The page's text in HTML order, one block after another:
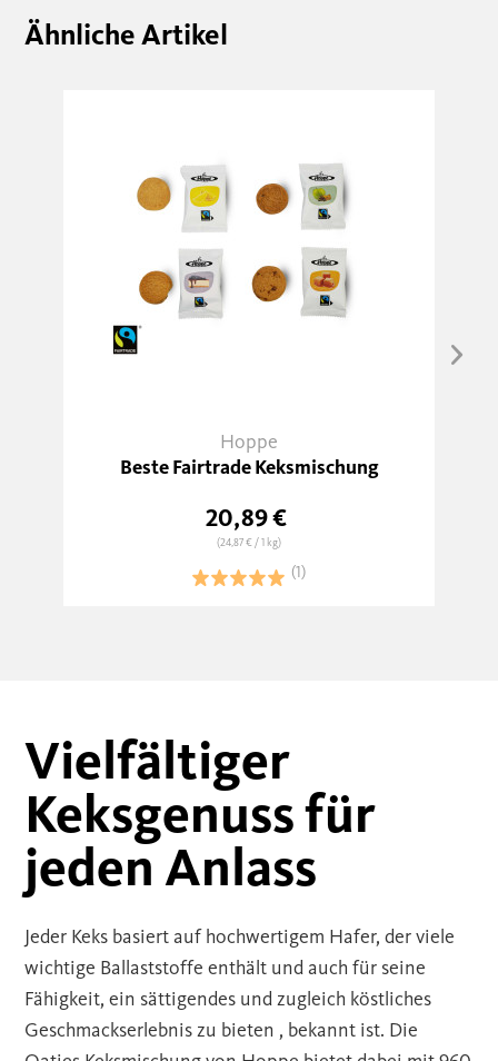
Ähnliche Artikel
Hoppe
Beste Fairtrade Keksmischung
20,89 €
(24,87 €/ 1 kg)
(1)
Vielfältiger
Keksgenuss für
jeden Anlass
Jeder Keks basiert auf hochwertigem Hafer, der viele
wichtige Ballaststoffe enthält und auch für seine
Fähigkeit, ein sättigendes und zugleich köstliches
Geschmackserlebnis zu bieten , bekannt ist. Die